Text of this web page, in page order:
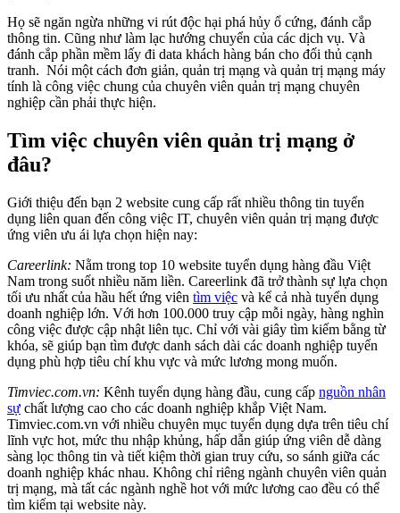
Họ sẽ ngăn ngừa những vi rút độc hại phá hủy ổ cứng, đánh cắp
thông tin. Cũng như làm lạc hướng chuyển của các dịch vụ. Và
đánh cắp phần mềm lấy đi data khách hàng bán cho đối thủ cạnh
tranh. Nói một cách đơn giản, quản trị mạng và quản trị mạng máy
tính là công việc chung của chuyên viên quản trị mạng chuyên
nghiệp cần phải thực hiện.
Tìm việc chuyên viên quản trị mạng ở
đâu?
Giới thiệu đến bạn 2 website cung cấp rất nhiều thông tin tuyển
dụng liên quan đến công việc IT, chuyên viên quản trị mạng được
ứng viên ưu ái lựa chọn hiện nay:
Careerlink: Nằm trong top 10 website tuyển dụng hàng đầu Việt
Nam trong suốt nhiều năm liền. Careerlink đã trở thành sự lựa chọn
tối ưu nhất của hầu hết ứng viên tìm việc và kể cả nhà tuyển dụng
doanh nghiệp lớn. Với hơn 100.000 truy cập mỗi ngày, hàng nghìn
công việc được cập nhật liên tục. Chỉ với vài giây tìm kiếm bằng từ
khóa, sẽ giúp bạn tìm được danh sách dài các doanh nghiệp tuyển
dụng phù hợp tiêu chí khu vực và mức lương mong muốn.
Timviec.com.vn: Kênh tuyển dụng hàng đầu, cung cấp nguồn nhân
sự chất lượng cao cho các doanh nghiệp khắp Việt Nam.
Timviec.com.vn với nhiều chuyên mục tuyển dụng dựa trên tiêu chí
lĩnh vực hot, mức thu nhập khủng, hấp dẫn giúp ứng viên dễ dàng
sàng lọc thông tin và tiết kiệm thời gian truy cứu, so sánh giữa các
doanh nghiệp khác nhau. Không chỉ riêng ngành chuyên viên quản
trị mạng, mà tất các ngành nghề hot với mức lương cao đều có thể
tìm kiếm tại website này.